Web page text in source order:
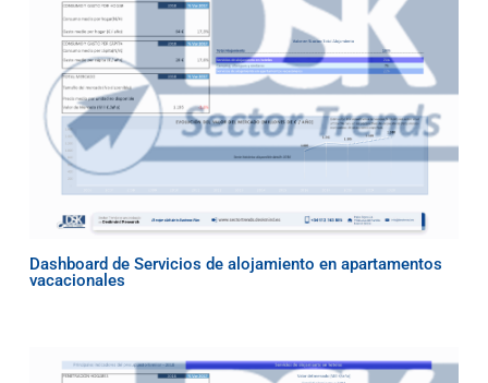
Dashboard de Servicios de alojamiento en apartamentos
vacacionales